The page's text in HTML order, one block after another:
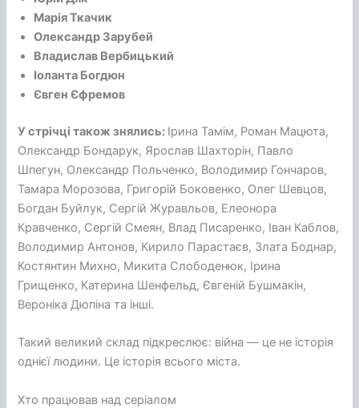
Марія Ткачик
Олександр Зарубей
Владислав Вербицький
Іоланта Богдюн
Євген Єфремов
У стрічці також знялись: Ірина Тамім, Роман Мацюта,
Олександр Бондарук, Ярослав Шахторін, Павло
Шпегун, Олександр Польченко, Володимир Гончаров,
Тамара Морозова, Григорій Боковенко, Олег Шевцов,
Богдан Буйлук, Сергій Журавльов, Елеонора
Кравченко, Сергій Смеян, Влад Писаренко, Іван Каблов,
Володимир Антонов, Кирило Парастаєв, Злата Боднар,
Костянтин Михно, Микита Слободенюк, Ірина
Грищенко, Катерина Шенфельд, Євгеній Бушмакін,
Вероніка Дюпіна та інші.
Такий великий склад підкреслює: війна — це не історія
однієї людини. Це історія всього міста.
Хто працював над серіалом